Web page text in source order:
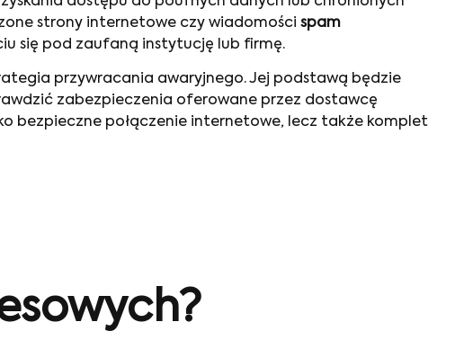
strony internetowe czy wiadomości spam
się pod zaufaną instytucję lub firmę.
przywracania awaryjnego. Jej podstawą będzie
zabezpieczenia oferowane przez dostawcę
bezpieczne połączenie internetowe, lecz także komplet